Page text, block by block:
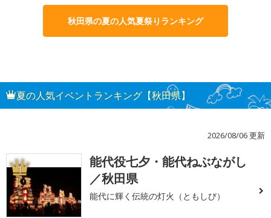
秋田県の夏の人気夏祭りランキング
夏の人気イベントランキング【秋田県】
2026/08/06 更新
1
能代役七夕・能代ねぶながし
／秋田県
能代に輝く伝統の灯火（ともしび）